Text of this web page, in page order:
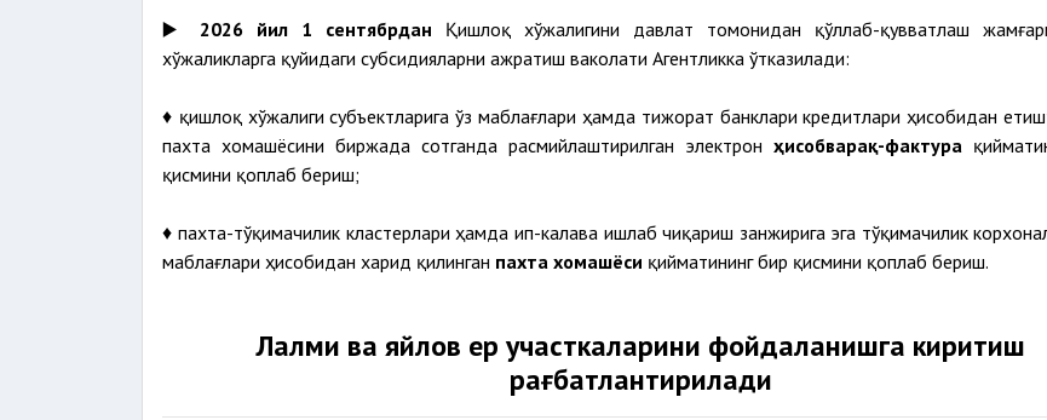
▶️ 2026 йил 1 сентябрдан Қишлоқ хўжалигини давлат томонидан қўллаб-қувватлаш
хўжаликларга қуйидаги субсидияларни ажратиш ваколати Агентликка ўтказилади:
♦ қишлоқ хўжалиги субъектларига ўз маблағлари ҳамда тижорат банклари кредитлари ҳисобидан
пахта хомашёсини биржада сотганда расмийлаштирилган электрон ҳисобварақ-фактура
қисмини қоплаб бериш;
♦ пахта-тўқимачилик кластерлари ҳамда ип-калава ишлаб чиқариш занжирига эга тўқимачилик
маблағлари ҳисобидан харид қилинган пахта хомашёси қийматининг бир қисмини қоплаб бериш.
Лалми ва яйлов ер участкаларини фойдаланишга киритиш
рағбатлантирилади